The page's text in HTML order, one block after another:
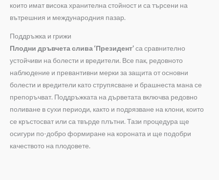
които имат висока хранителна стойност и са търсени на
вътрешния и международния пазар.
Поддръжка и грижи
Плодни дръвчета слива ‘Президент’са сравнително
устойчиви на болести и вредители. Все пак, редовното
наблюдение и превантивни мерки за защита от основни
болести и вредители като струпясване и брашнеста мана се
препоръчват. Поддръжката на дърветата включва редовно
поливане в сухи периоди, както и подрязване на клони, които
се кръстосват или са твърде плътни. Тази процедура ще
осигури по-добро формиране на короната и ще подобри
качеството на плодовете.